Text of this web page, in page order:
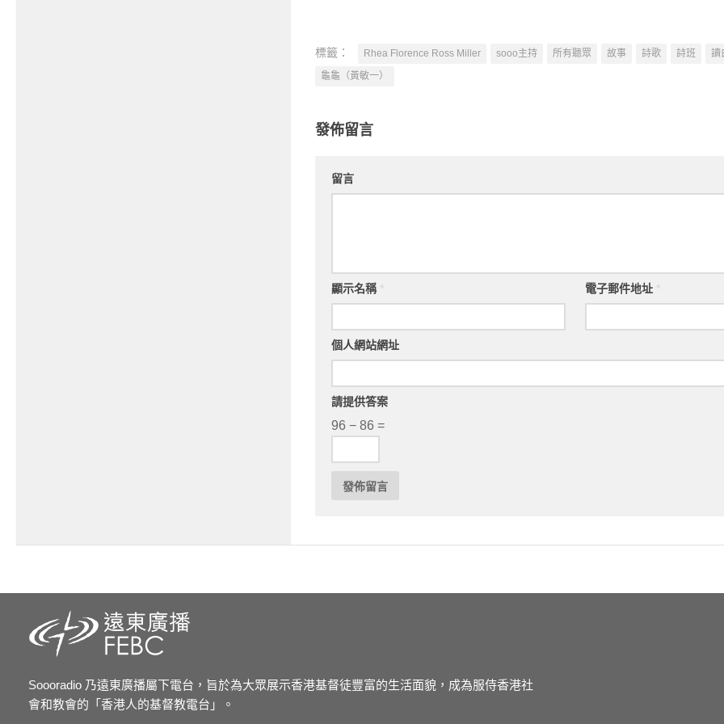
標籤： Rhea Florence Ross Miller sooo主持 所有聽眾 故事 詩歌 詩班
讀
龜龜（黃敏一）
發佈留言
留言
顯示名稱 電子郵件地址
個人網站網址
請提供答案
96 − 86 =
Soooradio 乃遠東廣播屬下電台，旨於為大眾展示香港基督徒豐富的生活面貌，成為服侍香港社
會和教會的「香港人的基督教電台」。